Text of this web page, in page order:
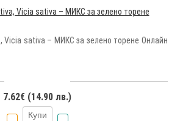
Vicia sativa – МИКС за зелено торене
sativa – МИКС за зелено торене Онлайн
7.62€ (14.90 лв.)
Купи